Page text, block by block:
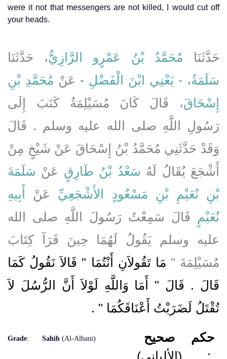
were it not that messengers are not killed, I would cut off
your heads.
حَدَّثَنَا مُحَمَّدُ بْنُ عَمْرٍو الرَّازِيُّ، حَدَّثَنَا
سَلَمَةُ، - يَعْنِي ابْنَ الْفَضْلِ - عَنْ مُحَمَّدِ بْنِ
إِسْحَاقَ، قَالَ كَانَ مُسَيْلِمَةُ كَتَبَ إِلَى
رَسُولِ اللَّهِ صلى الله عليه وسلم ‏.‏ قَالَ
وَقَدْ حَدَّثَنِي مُحَمَّدُ بْنُ إِسْحَاقَ عَنْ شَيْخٍ مِنْ
أَشْجَعَ يُقَالُ لَهُ سَعْدُ بْنُ طَارِقٍ عَنْ سَلَمَةَ
بْنِ نُعَيْمِ بْنِ مَسْعُودٍ الأَشْجَعِيِّ عَنْ
أَبِيهِ
نُعَيْمٍ قَالَ سَمِعْتُ رَسُولَ اللَّهِ صلى الله
عليه وسلم يَقُولُ لَهُمَا حِينَ قَرَآ كِتَابَ
مُسَيْلِمَةَ ‏"‏ مَا تَقُولاَنِ أَنْتُمَا ‏"‏ قَالاَ نَقُولُ كَمَا
قَالَ ‏.‏ قَالَ ‏"‏ أَمَا وَاللَّهِ لَوْلاَ أَنَّ الرُّسُلَ لاَ
تُقْتَلُ لَضَرَبْتُ أَعْنَاقَكُمَا ‏" ‏ ‏.‏
Grade: Sahih (Al-Albani)
صحيح
(الألباني)
حكم
: